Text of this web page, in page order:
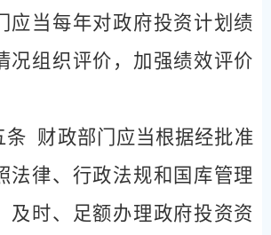
应当每年对政府投资计划绩
况组织评价，加强绩效评价
条 财政部门应当根据经批准
法律、行政法规和国库管理
及时、足额办理政府投资资